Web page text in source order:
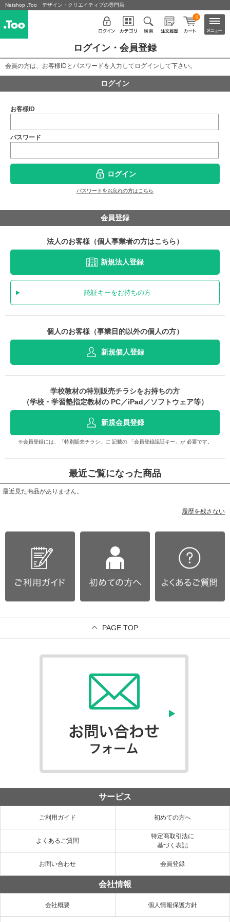
Netshop .Too デザイン・クリエイティブの専門店
0
ログイン・会員登録
会員の方は、お客様IDとパスワードを入力してログインして下さい。
ログイン
お客様ID
パスワード
ログイン
パスワードをお忘れの方はこちら
会員登録
法人のお客様（個人事業者の方はこちら）
新規法人登録
認証キーをお持ちの方
個人のお客様（事業目的以外の個人の方）
新規個人登録
学校教材の特別販売チラシをお持ちの方
（学校・学習塾指定教材の PC／iPad／ソフトウェア等）
新規会員登録
※会員登録には、「特別販売チラシ」に 記載の 「会員登録認証キー」が 必要です。
最近ご覧になった商品
最近見た商品がありません。
履歴を残さない
PAGE TOP
サービス
ご利用ガイド 初めての方へ
よくあるご質問
特定商取引法に
基づく表記
お問い合わせ 会員登録
会社情報
会社概要 個人情報保護方針